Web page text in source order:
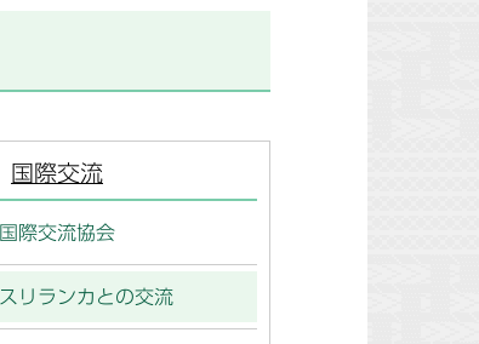
国際交流
国際交流協会
スリランカとの交流